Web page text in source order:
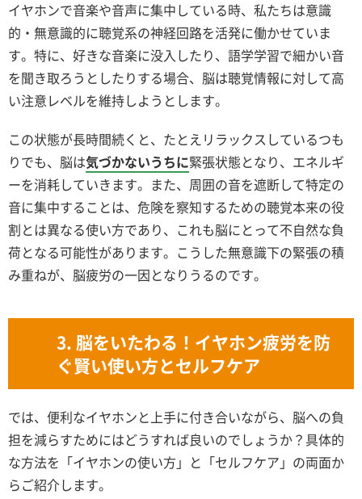
イヤホンで音楽や音声に集中している時、私たちは意識
的・無意識的に聴覚系の神経回路を活発に働かせていま
す。特に、好きな音楽に没入したり、語学学習で細かい音
を聞き取ろうとしたりする場合、脳は聴覚情報に対して高
い注意レベルを維持しようとします。
この状態が長時間続くと、たとえリラックスしているつも
りでも、脳は気づかないうちに緊張状態となり、エネルギ
ーを消耗していきます。また、周囲の音を遮断して特定の
音に集中することは、危険を察知するための聴覚本来の役
割とは異なる使い方であり、これも脳にとって不自然な負
荷となる可能性があります。こうした無意識下の緊張の積
み重ねが、脳疲労の一因となりうるのです。
3. 脳をいたわる！イヤホン疲労を防
ぐ賢い使い方とセルフケア
では、便利なイヤホンと上手に付き合いながら、脳への負
担を減らすためにはどうすれば良いのでしょうか？具体的
な方法を「イヤホンの使い方」と「セルフケア」の両面か
らご紹介します。